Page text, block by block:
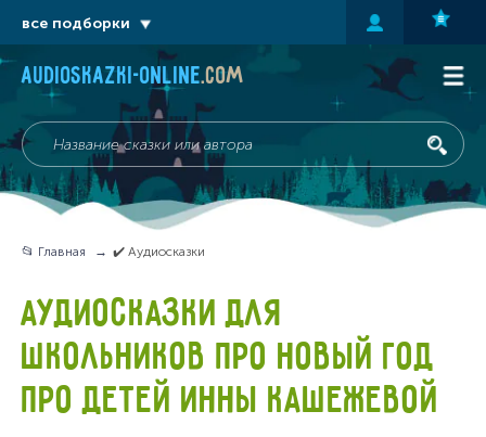
audioskazki-online.com
📂 Главная ✔️ Аудиосказки
АУДИОСКАЗКИ ДЛЯ
ШКОЛЬНИКОВ ПРО НОВЫЙ ГОД
ПРО ДЕТЕЙ ИННЫ КАШЕЖЕВОЙ
все подборки